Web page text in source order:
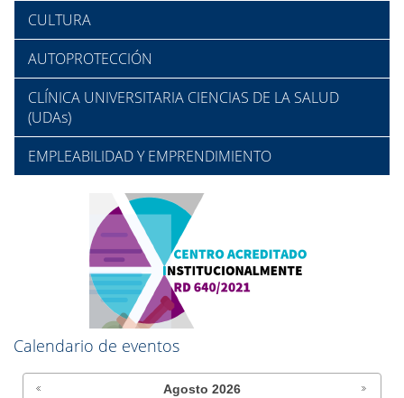
CULTURA
AUTOPROTECCIÓN
CLÍNICA UNIVERSITARIA CIENCIAS DE LA SALUD
(UDAs)
EMPLEABILIDAD Y EMPRENDIMIENTO
Calendario de eventos
Agosto 2026